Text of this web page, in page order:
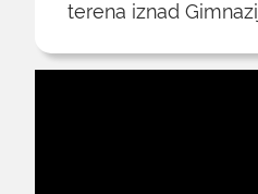
terena iznad